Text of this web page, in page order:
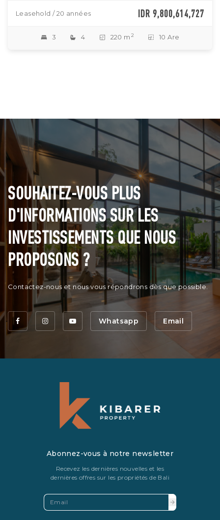
Leasehold / 20 années IDR 9,800,614,727
3 4 220 m 2 10 Are
SOUHAITEZ-VOUS PLUS
D'INFORMATIONS SUR LES
INVESTISSEMENTS QUE NOUS
PROPOSONS ?
Contactez-nous et nous vous répondrons dès que possible.
Whatsapp Email
Abonnez-vous à notre newsletter
Recevez les dernières nouvelles et les
dernières offres sur les propriétés de Bali